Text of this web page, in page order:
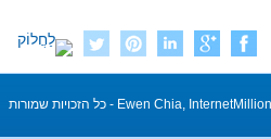
© כל הזכויות שמורות 2026 Ewen Chia, InternetMillionaires.com - כל הזכויות שמורות